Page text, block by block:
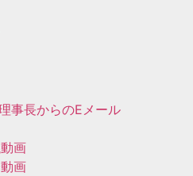
事長からのEメール
画
画